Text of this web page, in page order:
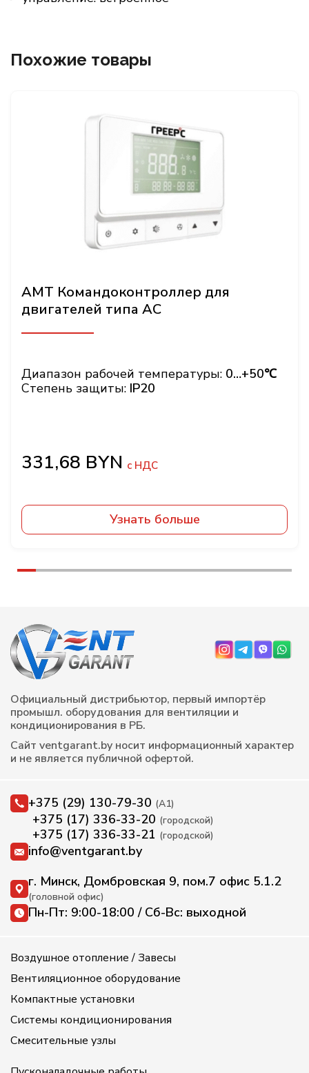
Похожие товары
AMT Командоконтроллер для
двигателей типа АС
Диапазон рабочей температуры: 0…+50℃
Степень защиты: IP20
BYN
Узнать больше
Официальный дистрибьютор, первый импортёр
промышл. оборудования для вентиляции и
кондиционирования в РБ.
Сайт ventgarant.by носит информационный характер
и не является публичной офертой.
+375 (29) 130-79-30 (А1)
+375 (17) 336-33-20 (городской)
+375 (17) 336-33-21 (городской)
info@ventgarant.by
г. Минск, Домбровская 9, пом.7 офис 5.1.2
(головной офис)
Пн-Пт: 9:00-18:00 / Сб-Вс: выходной
Воздушное отопление / Завесы
Вентиляционное оборудование
Компактные установки
Системы кондиционирования
Смесительные узлы